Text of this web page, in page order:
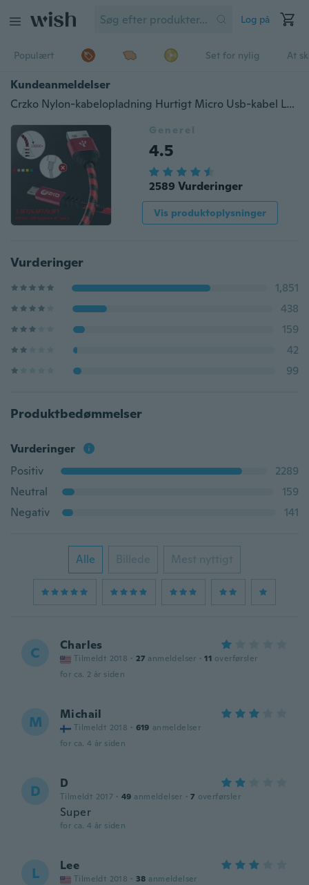
Log på
Populært Set for nylig At
Kundeanmeldelser
Crzko Nylon-kabelopladning Hurtigt Micro Usb-kabel Lang opladningskabel til Samsung mobiltelefon (0,8 ft = 25 cm 3,3ft = 1m 6,6ft = 2m 10ft = 3m)
Generel
4.5
2589 Vurderinger
Vis produktoplysninger
Vurderinger
1,851
438
159
42
99
Produktbedømmelser
Vurderinger
Positiv
2289
Neutral
159
Negativ
141
Alle Billede Mest nyttigt
C Charles
Tilmeldt 2018 · 27 anmeldelser · 11 overførsler
for ca. 2 år siden
M Michail
Tilmeldt 2018 · 619 anmeldelser
for ca. 4 år siden
D D
Tilmeldt 2017 · 49 anmeldelser · 7 overførsler
Super
for ca. 4 år siden
L Lee
Tilmeldt 2018 · 38 anmeldelser